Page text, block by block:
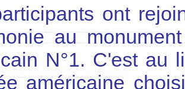
ont
au
N°1. C'est au
américaine